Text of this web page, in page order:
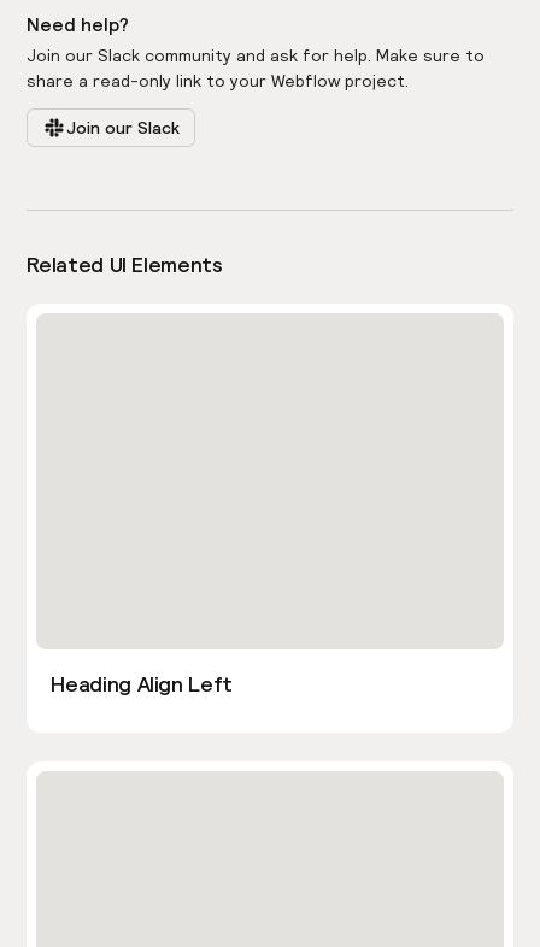
Need help?
Join our Slack community and ask for help. Make sure to
share a read-only link to your Webflow project.
Join our Slack
Related UI Elements
Heading Align Left